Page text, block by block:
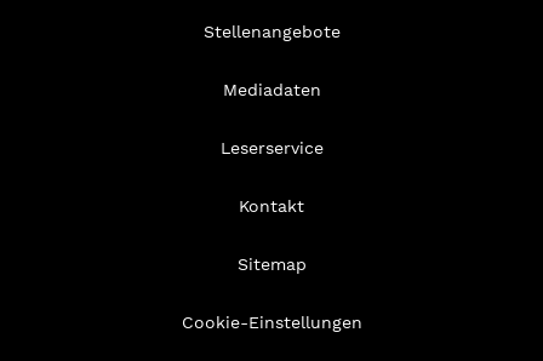
Stellenangebote
Mediadaten
Leserservice
Kontakt
Sitemap
Cookie-Einstellungen